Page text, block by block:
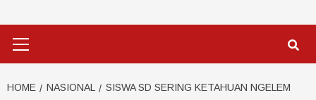
HOME NASIONAL SISWA SD SERING KETAHUAN NGELEM